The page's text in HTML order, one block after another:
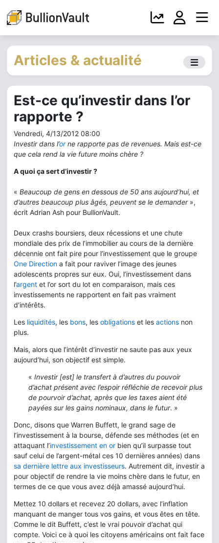
Articles & actualité
Est-ce qu’investir dans l’or
rapporte ?
Vendredi, 4/13/2012 08:00
Investir dans l’orne rapporte pas de revenues. Mais est-ce
que cela rend la vie future moins chère ?
A quoi ça sert d’investir ?
« Beaucoup de gens en dessous de 50 ans aujourd’hui, et
d’autres beaucoup plus âgés, peuvent se le demander»,
écrit Adrian Ash pour BullionVault.
Deux crashs boursiers, deux récessions et une chute
mondiale des prix de l’immobilier au cours de la dernière
décennie ont fait pire pour l’investissement que le groupe
One Direction a fait pour raviver l’image des jeunes
adolescents propres sur eux. Oui, l’investissement dans
l’argent et l’or sort du lot en comparaison, mais ces
investissements ne rapportent en fait pas vraiment
d’intérêts.
Les liquidités, les bons, les obligations et les actions non
plus.
Mais, alors que l’intérêt d’investir ne saute pas aux yeux
aujourd’hui, son objectif est simple.
« Investir [est] le transfert à d’autres du pouvoir
d’achat présent avec l’espoir réfléchie de recevoir plus
de pourvoir d’achat, après que les taxes aient été
payées sur les gains nominaux, dans le futur. »
Donc, disons que Warren Buffett, le grand sage de
l’investissement à la bourse, défende ses méthodes (et en
attaquant l’investissement en or bien qu’il surpasse tout
sauf celui de l’argent-métal ces 10 dernières années) dans
sa dernière lettre aux investisseurs. Autrement dit, investir a
pour objectif de rendre la vie moins chère dans le futur, en
termes de ce que vous avez déjà amassé aujourd’hui.
Mettez 10 dollars et recevez 20 dollars, avec l’inflation
manquant de manger tous vos gains, et vous êtes en tête.
Comme le dit Buffett, c’est le vrai pouvoir d’achat qui
compte. Voici ce à quoi les citoyens américains ont fait face